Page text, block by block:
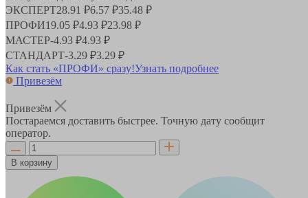
ЭКСПЕРТ28.91 ₽6.57 ₽35.48 ₽
ПРОФИ19.05 ₽4.93 ₽23.98 ₽
МАСТЕР-4.93 ₽4.93 ₽
СТАНДАРТ-3.29 ₽3.29 ₽
Как стать «ПРОФИ» сразу!Узнать подробнее
Привезём
Привезём
Постараемся доставить быстрее. Точную дату сообщит
оператор.
В корзину